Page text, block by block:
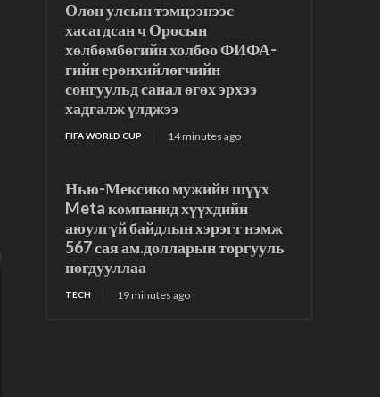
Олон улсын тэмцээнээс
хасагдсан ч Оросын
хөлбөмбөгийн холбоо ФИФА-
гийн ерөнхийлөгчийн
сонгуульд санал өгөх эрхээ
хадгалж үлджээ
FIFA WORLD CUP 14 minutes ago
Нью-Мексико мужийн шүүх
Meta компанид хүүхдийн
аюулгүй байдлын хэрэгт нэмж
567 сая ам.долларын торгууль
ногдууллаа
TECH 19 minutes ago